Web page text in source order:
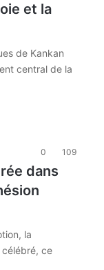
et la
de Kankan
central de la
0 109
dans
la
célébré, ce